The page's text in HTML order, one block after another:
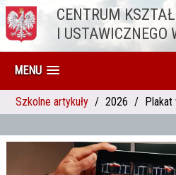
Przejdź do treściCENTRUM
I USTAWICZNEGO
MENU
Szkolne artykuły 2026 Plakat